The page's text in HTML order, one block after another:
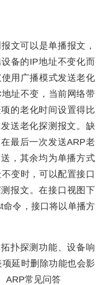
文可以是单播报文，
备的IP地址不变化而
用广播模式发送老化
址不变，当前网络带
的老化时间设置得比
送老化探测报文。缺
最后一次发送ARP老
，其余均为单播方式
变时，可以配置接口
报文。在接口视图下
命令，接口将以单播方
扑探测功能、设备响
延时删除功能也会影
ARP常见问答